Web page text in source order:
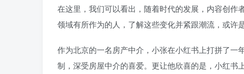
在这里，我们可以看出，随着时代的发展，内容创
领域有所作为的人，了解这些变化并紧跟潮流，或许
作为北京的一名房产中介，小张在小红书上打拼了
制，深受房屋中介的喜爱。更让他欣喜的是，小红